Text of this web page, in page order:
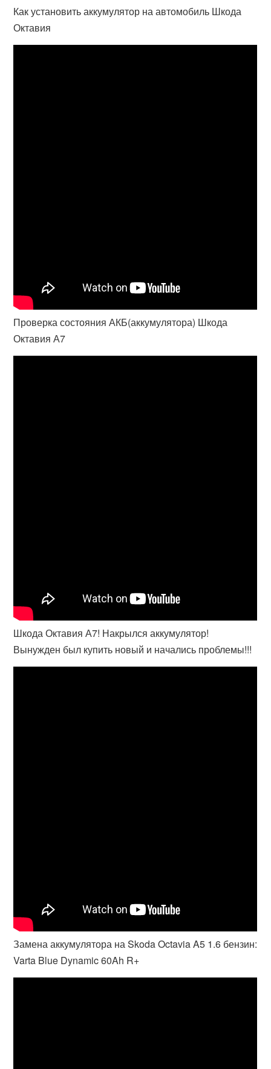
Как установить аккумулятор на автомобиль Шкода
Октавия
Проверка состояния АКБ(аккумулятора) Шкода
Октавия А7
Шкода Октавия А7! Накрылся аккумулятор!
Вынужден был купить новый и начались проблемы!!!
Замена аккумулятора на Skoda Octavia A5 1.6 бензин:
Varta Blue Dynamic 60Ah R+